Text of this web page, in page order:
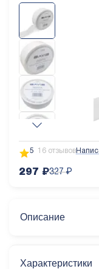
5 16 отзывов
327 ₽
297 ₽
Описание
Характеристики